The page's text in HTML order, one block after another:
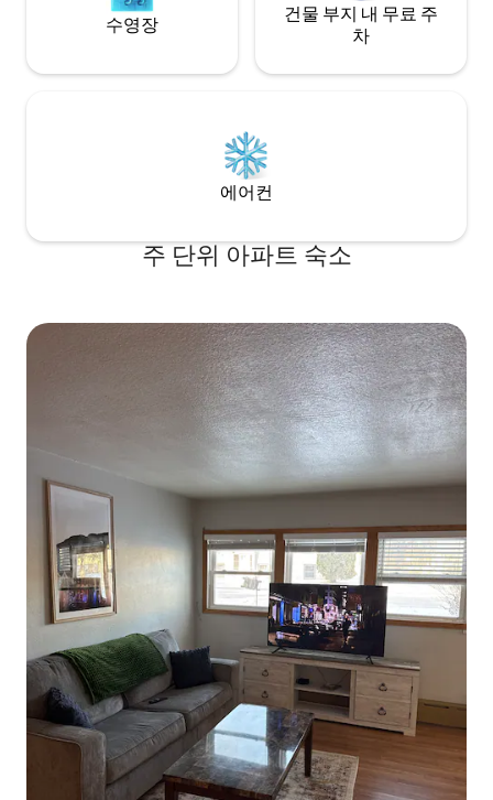
수영장
건물 부지 내 무료 주
차
에어컨
주 단위 아파트 숙소